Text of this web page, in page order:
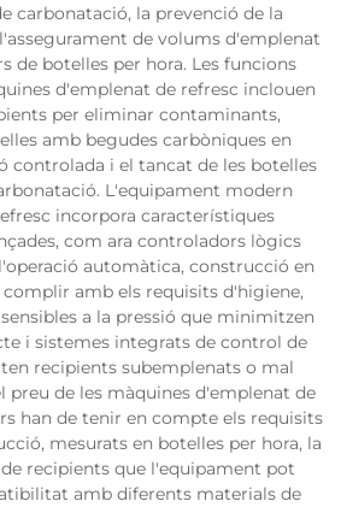
carbonatació, la prevenció de la
de volums d'emplenat
de botelles per hora. Les funcions
d'emplenat de refresc inclouen
per eliminar contaminants,
amb begudes carbòniques en
controlada i el tancat de les botelles
L'equipament modern
incorpora característiques
com ara controladors lògics
automàtica, construcció en
amb els requisits d'higiene,
a la pressió que minimitzen
i sistemes integrats de control de
recipients subemplenats o mal
preu de les màquines d'emplenat de
han de tenir en compte els requisits
mesurats en botelles per hora, la
recipients que l'equipament pot
amb diferents materials de